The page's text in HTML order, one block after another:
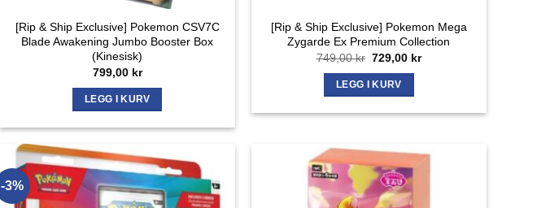
[Rip & Ship Exclusive] Pokemon CSV7C
Blade Awakening Jumbo Booster Box
(Kinesisk)
799,00 kr
LEGG I KURV
[Rip & Ship Exclusive] Pokemon Mega
Zygarde Ex Premium Collection
749,00kr Opprinnelig
var:
749,00 kr.
729,00 krNåværende
LEGG I KURV
-3%